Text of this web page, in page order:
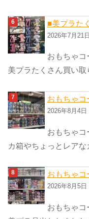
■美プラた
2026年7月21
おもちゃ
美プラたくさん買い
おもちゃコ
2026年8月4
おもちゃ
カ箱やちょっとレア
おもちゃ
2026年8月5
おもちゃ